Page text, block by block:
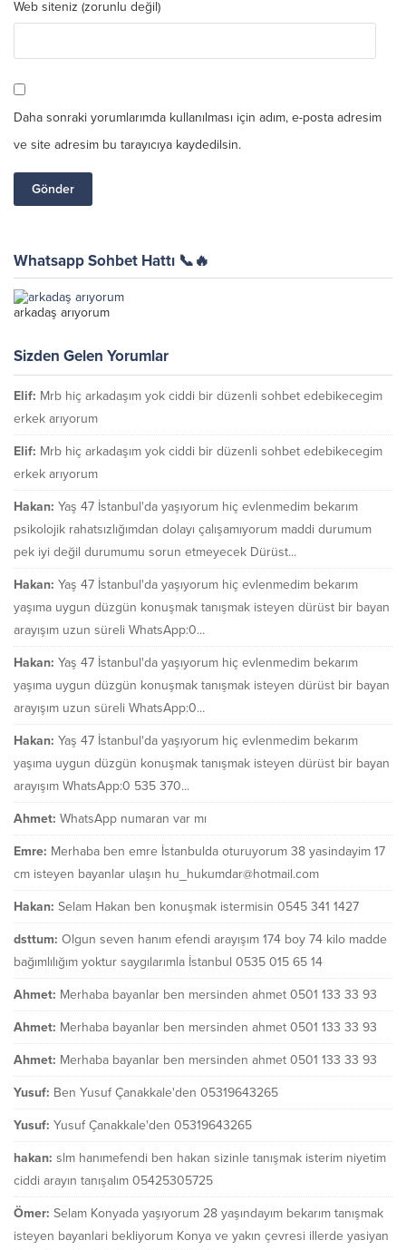
Web siteniz (zorunlu değil)
Daha sonraki yorumlarımda kullanılması için adım, e-posta adresim
ve site adresim bu tarayıcıya kaydedilsin.
Whatsapp Sohbet Hattı 📞🔥
arkadaş arıyorum
Sizden Gelen Yorumlar
Elif: Mrb hiç arkadaşım yok ciddi bir düzenli sohbet edebikecegim
erkek arıyorum
Elif: Mrb hiç arkadaşım yok ciddi bir düzenli sohbet edebikecegim
erkek arıyorum
Hakan: Yaş 47 İstanbul'da yaşıyorum hiç evlenmedim bekarım
psikolojik rahatsızlığımdan dolayı çalışamıyorum maddi durumum
pek iyi değil durumumu sorun etmeyecek Dürüst...
Hakan: Yaş 47 İstanbul'da yaşıyorum hiç evlenmedim bekarım
yaşıma uygun düzgün konuşmak tanışmak isteyen dürüst bir bayan
arayışım uzun süreli WhatsApp:0...
Hakan: Yaş 47 İstanbul'da yaşıyorum hiç evlenmedim bekarım
yaşıma uygun düzgün konuşmak tanışmak isteyen dürüst bir bayan
arayışım uzun süreli WhatsApp:0...
Hakan: Yaş 47 İstanbul'da yaşıyorum hiç evlenmedim bekarım
yaşıma uygun düzgün konuşmak tanışmak isteyen dürüst bir bayan
arayışım WhatsApp:0 535 370...
Ahmet: WhatsApp numaran var mı
Emre: Merhaba ben emre İstanbulda oturuyorum 38 yasindayim 17
cm isteyen bayanlar ulaşın hu_hukumdar@hotmail.com
Hakan: Selam Hakan ben konuşmak istermisin 0545 341 1427
dsttum: Olgun seven hanım efendi arayışım 174 boy 74 kilo madde
bağımlılığım yoktur saygılarımla İstanbul 0535 015 65 14
Ahmet: Merhaba bayanlar ben mersinden ahmet 0501 133 33 93
Ahmet: Merhaba bayanlar ben mersinden ahmet 0501 133 33 93
Ahmet: Merhaba bayanlar ben mersinden ahmet 0501 133 33 93
Yusuf: Ben Yusuf Çanakkale'den 05319643265
Yusuf: Yusuf Çanakkale'den 05319643265
hakan: slm hanımefendi ben hakan sizinle tanışmak isterim niyetim
ciddi arayın tanışalım 05425305725
Ömer: Selam Konyada yaşıyorum 28 yaşındayım bekarım tanışmak
isteyen bayanlari bekliyorum Konya ve yakın çevresi illerde yasiyan